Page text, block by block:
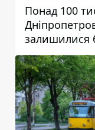
Понад 100
залишилися